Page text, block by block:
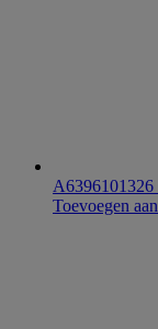
Toevoegen